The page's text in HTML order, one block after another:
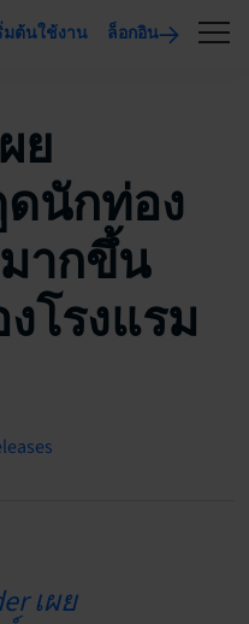
มต้นใช้งาน ล็อกอิน
ย
นักท่อง
ากขึ้น
โรงแรม